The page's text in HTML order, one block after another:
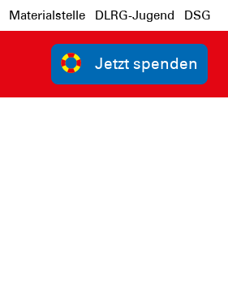
Materialstelle DLRG-Jugend DSG
Jetzt spenden